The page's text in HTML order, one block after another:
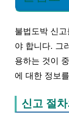
불법도박 신
야 합니다. 그
용하는 것이
에 대한 정보
신고 절